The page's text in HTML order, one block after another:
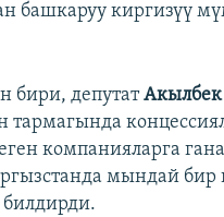
башкаруу киргизүү
бири, депутат
тармагында
компанияларга
мындай бир